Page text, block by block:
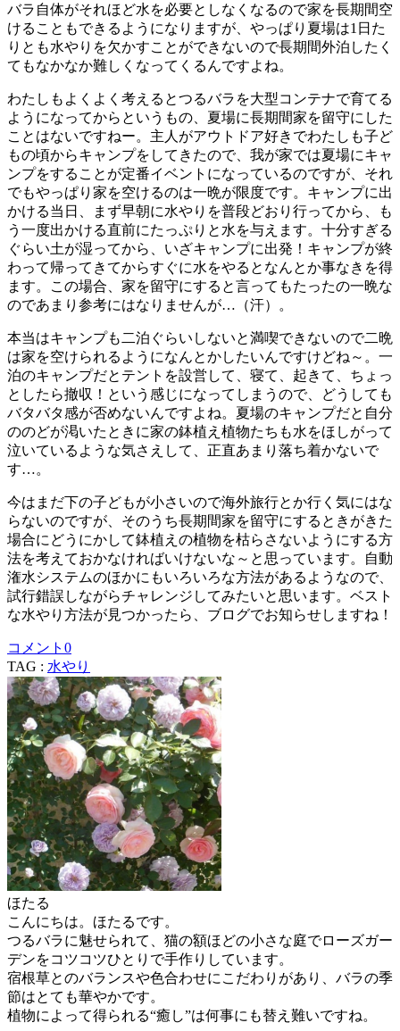
バラ自体がそれほど水を必要としなくなるので家を長期間空
けることもできるようになりますが、やっぱり夏場は1日た
りとも水やりを欠かすことができないので長期間外泊したく
てもなかなか難しくなってくるんですよね。
わたしもよくよく考えるとつるバラを大型コンテナで育てる
ようになってからというもの、夏場に長期間家を留守にした
ことはないですねー。主人がアウトドア好きでわたしも子ど
もの頃からキャンプをしてきたので、我が家では夏場にキャ
ンプをすることが定番イベントになっているのですが、それ
でもやっぱり家を空けるのは一晩が限度です。キャンプに出
かける当日、まず早朝に水やりを普段どおり行ってから、も
う一度出かける直前にたっぷりと水を与えます。十分すぎる
ぐらい土が湿ってから、いざキャンプに出発！キャンプが終
わって帰ってきてからすぐに水をやるとなんとか事なきを得
ます。この場合、家を留守にすると言ってもたったの一晩な
のであまり参考にはなりませんが…（汗）。
本当はキャンプも二泊ぐらいしないと満喫できないので二晩
は家を空けられるようになんとかしたいんですけどね～。一
泊のキャンプだとテントを設営して、寝て、起きて、ちょっ
としたら撤収！という感じになってしまうので、どうしても
バタバタ感が否めないんですよね。夏場のキャンプだと自分
ののどが渇いたときに家の鉢植え植物たちも水をほしがって
泣いているような気さえして、正直あまり落ち着かないで
す…。
今はまだ下の子どもが小さいので海外旅行とか行く気にはな
らないのですが、そのうち長期間家を留守にするときがきた
場合にどうにかして鉢植えの植物を枯らさないようにする方
法を考えておかなければいけないな～と思っています。自動
潅水システムのほかにもいろいろな方法があるようなので、
試行錯誤しながらチャレンジしてみたいと思います。ベスト
な水やり方法が見つかったら、ブログでお知らせしますね！
コメント 0
TAG : 水やり
ほたる
こんにちは。ほたるです。
つるバラに魅せられて、猫の額ほどの小さな庭でローズガー
デンをコツコツひとりで手作りしています。
宿根草とのバランスや色合わせにこだわりがあり、バラの季
節はとても華やかです。
植物によって得られる“癒し”は何事にも替え難いですね。